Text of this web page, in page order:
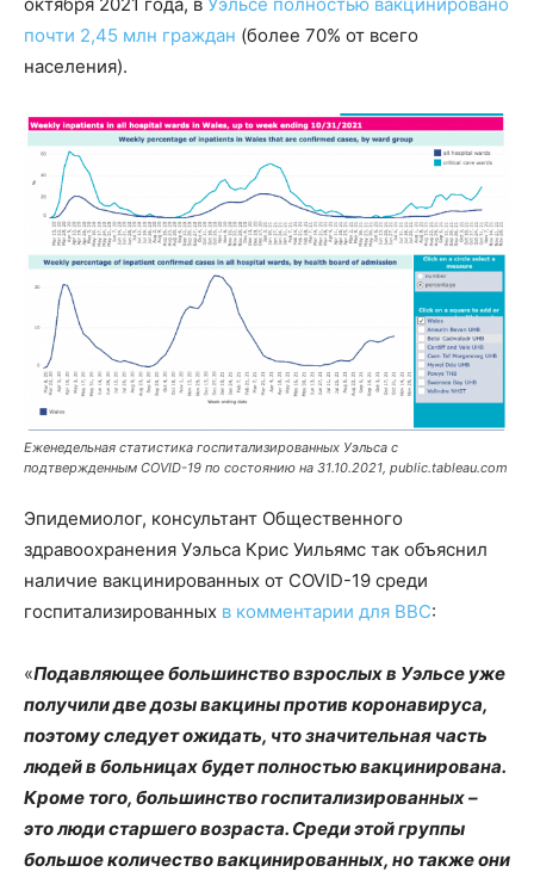
почти 2,45 млн граждан (более 70% от всего
населения).
Еженедельная статистика госпитализированных Уэльса с
подтвержденным COVID-19 по состоянию на 31.10.2021, public.tableau.com
Эпидемиолог, консультант Общественного
здравоохранения Уэльса Крис Уильямс так объяснил
наличие вакцинированных от COVID-19 среди
госпитализированных в комментарии для BBC:
«Подавляющее большинство взрослых в Уэльсе уже
получили две дозы вакцины против коронавируса,
поэтому следует ожидать, что значительная часть
людей в больницах будет полностью вакцинирована.
Кроме того, большинство госпитализированных –
это люди старшего возраста. Среди этой группы
большое количество вакцинированных, но также они